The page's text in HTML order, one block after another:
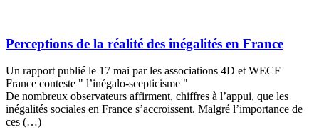
Perceptions de la réalité des inégalités en France
Un rapport publié le 17 mai par les associations 4D et WECF
France conteste " l’inégalo-scepticisme "
De nombreux observateurs affirment, chiffres à l’appui, que les
inégalités sociales en France s’accroissent. Malgré l’importance de
ces (…)